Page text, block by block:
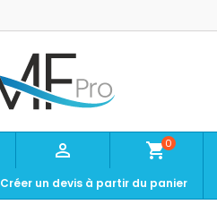
 shopping_cart0
Créer un devis à partir du panier